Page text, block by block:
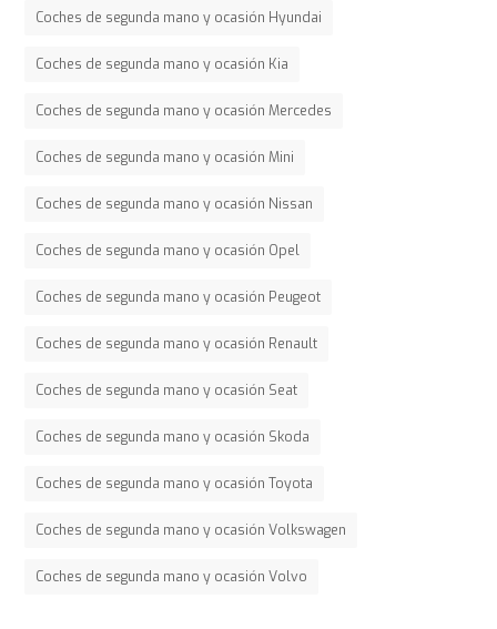
Coches de segunda mano y ocasión Hyundai
Coches de segunda mano y ocasión Kia
Coches de segunda mano y ocasión Mercedes
Coches de segunda mano y ocasión Mini
Coches de segunda mano y ocasión Nissan
Coches de segunda mano y ocasión Opel
Coches de segunda mano y ocasión Peugeot
Coches de segunda mano y ocasión Renault
Coches de segunda mano y ocasión Seat
Coches de segunda mano y ocasión Skoda
Coches de segunda mano y ocasión Toyota
Coches de segunda mano y ocasión Volkswagen
Coches de segunda mano y ocasión Volvo